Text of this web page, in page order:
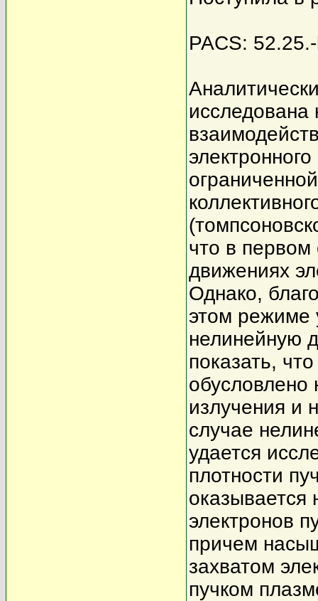
PACS:
исследована
что в первом
движениях
Однако,
этом режиме
нелинейную
показать,
обусловлено
излучения и
случае
удается
плотности
оказывается
электронов
причем
захватом
пучком